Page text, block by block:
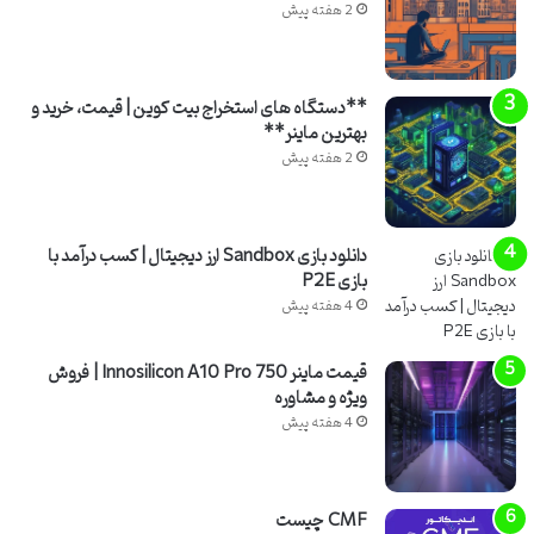
چیست؟
طراحی و عرضه شده است. هدف اصلی از ایجاد این توکن، جذب جامعه ای
از علاقه مندان به حیوانات خانگی، به ویژه سگ های شیبا اینو، و ایجاد یک
اکوسیستم سرگرم کننده و جامعه محور در بستر بلاکچین است. این پروژه
اغلب بر مکانیزم هایی متمرکز است که به دارندگان توکن پاداش می دهد و
با شعارهای جذاب، سعی در ایجاد هیجان و رشد سریع دارد.
برخلاف بسیاری از ارزهای دیجیتال که هدف مشخصی برای حل یک مشکل
فناورانه یا اقتصادی دارند، میم کوین ها عمدتاً بر پایه محبوبیت جامعه،
فعالیت های شبکه های اجتماعی و ترندهای اینترنتی شکل می گیرند.
بیبی شیبا اینو نیز از این قاعده مستثنی نیست و ارزش آن تا حد زیادی به
پویایی جامعه و میزان تبلیغات و حمایت کاربران وابسته است. از جمله
عواملی که بیبی شیبا را از شیبا اینو متمایز می کند، می توان به توکنومیک
توکن اشاره کرد که در ادامه به تفصیل بررسی خواهند شد. این مکانیزم ها با
2 هفته پیش
**دستگاه های استخراج بیت کوین | قیمت، خرید و
بهترین ماینر**
2 هفته پیش
دانلود بازی Sandbox ارز دیجیتال | کسب درآمد با
بازی P2E
4 هفته پیش
قیمت ماینر Innosilicon A10 Pro 750 | فروش
ویژه و مشاوره
4 هفته پیش
CMF چیست